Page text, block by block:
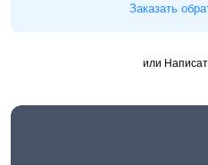
Заказать
или